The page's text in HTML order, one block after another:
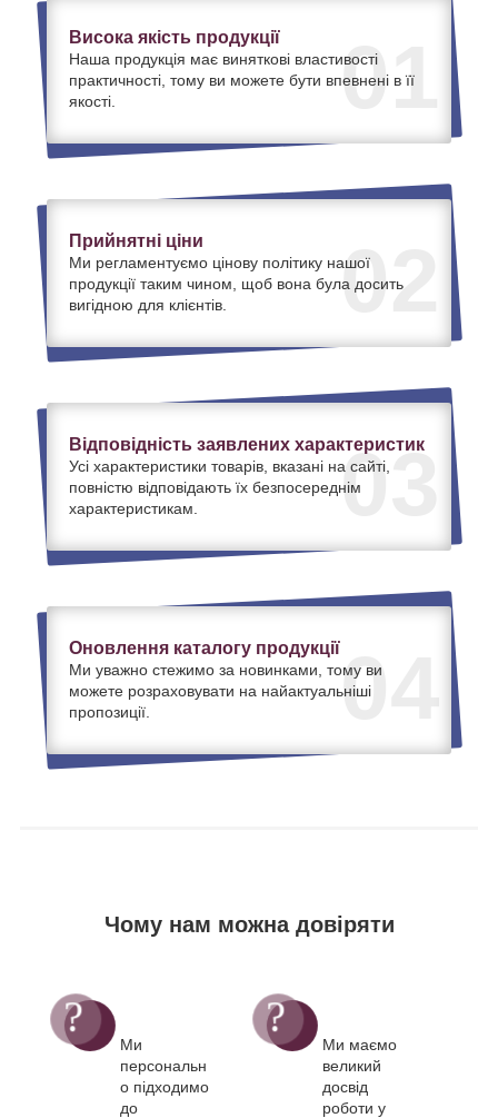
01
Висока якість продукції
Наша продукція має виняткові властивості
практичності, тому ви можете бути впевнені в її
якості.
02
Прийнятні ціни
Ми регламентуємо цінову політику нашої
продукції таким чином, щоб вона була досить
вигідною для клієнтів.
03
Відповідність заявлених характеристик
Усі характеристики товарів, вказані на сайті,
повністю відповідають їх безпосереднім
характеристикам.
04
Оновлення каталогу продукції
Ми уважно стежимо за новинками, тому ви
можете розраховувати на найактуальніші
пропозиції.
Чому нам можна довіряти
Ми
персональн
о підходимо
до
Ми маємо
великий
досвід
роботи у